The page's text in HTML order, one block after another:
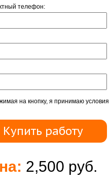
телефон:
на кнопку, я принимаю условия
2,500 руб.